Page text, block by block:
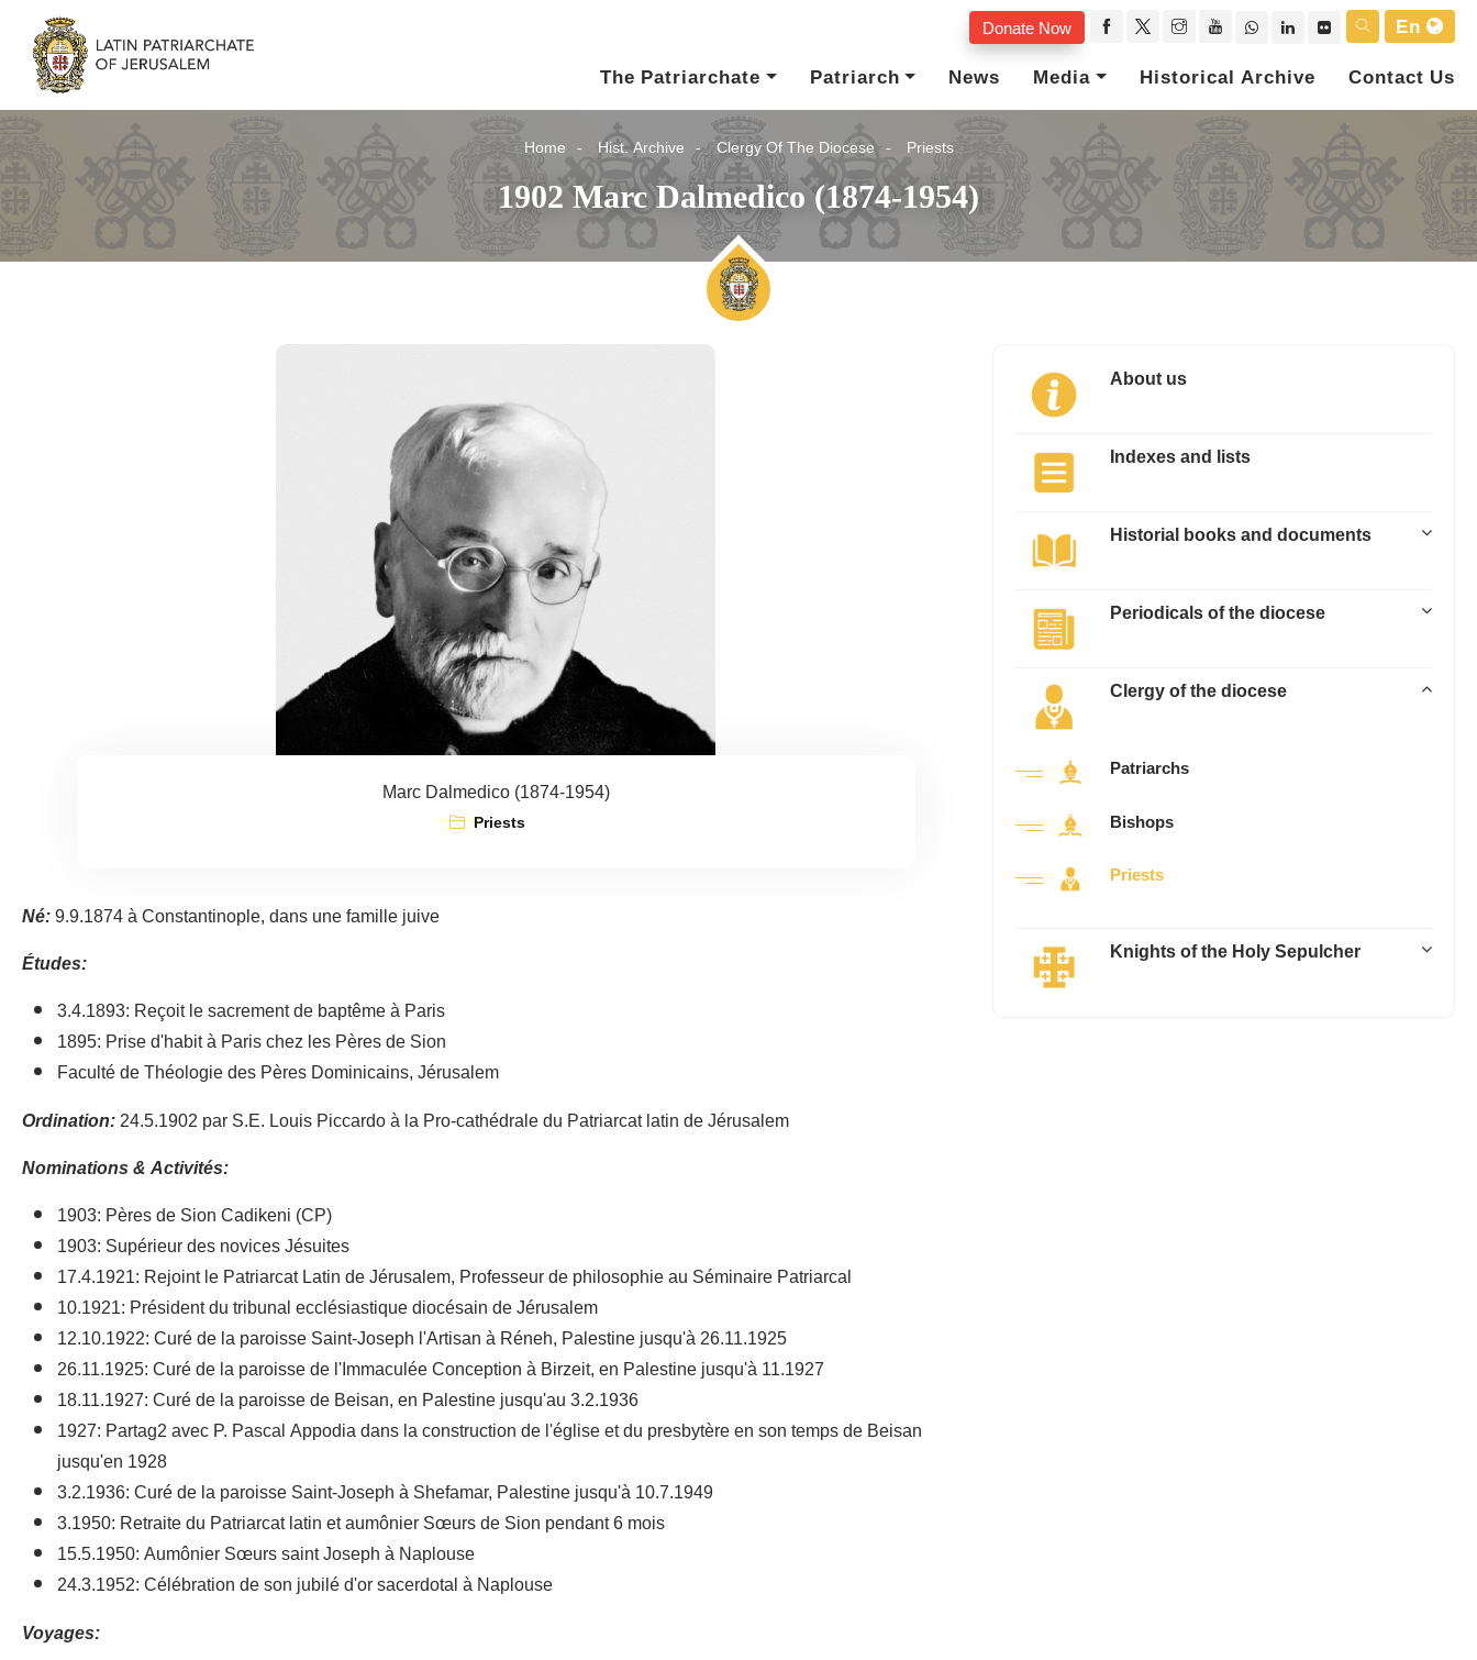
Donate Now
En
The Patriarchate
Patriarch News Media Historical Archive Contact Us
Home Hist. Archive Clergy Of The Diocese Priests
1902 Marc Dalmedico (1874-1954)
Marc Dalmedico (1874-1954)
Priests
Né:9.9.1874 à Constantinople, dans une famille juive
Études:
3.4.1893: Reçoit le sacrement de baptême à Paris
1895: Prise d'habit à Paris chez les Pères de Sion
Faculté de Théologie des Pères Dominicains, Jérusalem
Ordination:24.5.1902 par S.E. Louis Piccardo à la Pro-cathédrale du Patriarcat latin de Jérusalem
Nominations & Activités:
1903: Pères de Sion Cadikeni (CP)
1903: Supérieur des novices Jésuites
17.4.1921: Rejoint le Patriarcat Latin de Jérusalem, Professeur de philosophie au Séminaire Patriarcal
10.1921: Président du tribunal ecclésiastique diocésain de Jérusalem
12.10.1922: Curé de la paroisse Saint-Joseph l'Artisan à Réneh, Palestine jusqu'à 26.11.1925
26.11.1925: Curé de la paroisse de l'Immaculée Conception à Birzeit, en Palestine jusqu'à 11.1927
18.11.1927: Curé de la paroisse de Beisan, en Palestine jusqu'au 3.2.1936
1927: Partag2 avec P. Pascal Appodia dans la construction de l'église et du presbytère en son temps de Beisan
jusqu'en 1928
3.2.1936: Curé de la paroisse Saint-Joseph à Shefamar, Palestine jusqu'à 10.7.1949
3.1950: Retraite du Patriarcat latin et aumônier Sœurs de Sion pendant 6 mois
15.5.1950: Aumônier Sœurs saint Joseph à Naplouse
24.3.1952: Célébration de son jubilé d'or sacerdotal à Naplouse
Voyages:
About us
Indexes and lists
Historial books and documents
Periodicals of the diocese
Clergy of the diocese
Patriarchs
Bishops
Priests
Knights of the Holy Sepulcher